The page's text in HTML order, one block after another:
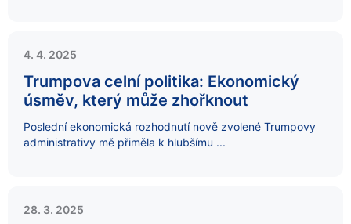
4. 4. 2025
Trumpova celní politika: Ekonomický
úsměv, který může zhořknout
Poslední ekonomická rozhodnutí nově zvolené Trumpovy
administrativy mě přiměla k hlubšímu ...
28. 3. 2025